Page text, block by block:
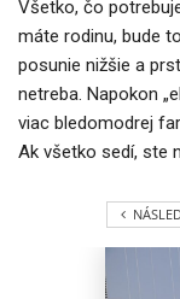
Všetko, čo
máte rodinu, bude
posunie nižšie a
netreba. Napokon
viac bledomodrej
Ak všetko sedí, ste